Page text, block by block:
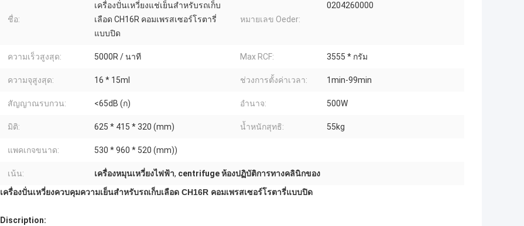
ชื่อ:
เครื่องปั่นเหวี่ยงแช่เย็นสำหรับรถเก็บ
เลือด CH16R คอมเพรสเซอร์โรตารี่
แบบปิด
หมายเลข Oeder:
0204260000
ความเร็วสูงสุด: 5000R / นาที Max RCF: 3555 * กรัม
ความจุสูงสุด: 16 * 15ml ช่วงการตั้งค่าเวลา: 1min-99min
สัญญาณรบกวน: <65dB (ก) อำนาจ: 500W
มิติ: 625 * 415 * 320 (mm) น้ำหนักสุทธิ: 55kg
แพคเกจขนาด: 530 * 960 * 520 (mm))
เน้น: เครื่องหมุนเหวี่ยงไฟฟ้า, centrifuge ห้องปฏิบัติการทางคลินิกของ
เครื่องปั่นเหวี่ยงควบคุมความเย็นสำหรับรถเก็บเลือด CH16R คอมเพรสเซอร์โรตารี่แบบปิด
Discription: